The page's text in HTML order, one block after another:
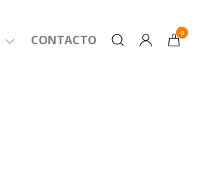
CONTACTO 0